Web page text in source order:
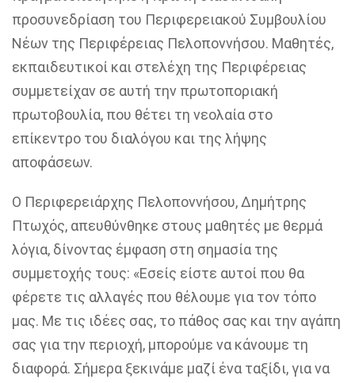
προσυνεδρίαση του Περιφερειακού Συμβουλίου
Νέων της Περιφέρειας Πελοποννήσου. Μαθητές,
εκπαιδευτικοί και στελέχη της Περιφέρειας
συμμετείχαν σε αυτή την πρωτοποριακή
πρωτοβουλία, που θέτει τη νεολαία στο
επίκεντρο του διαλόγου και της λήψης
αποφάσεων.
Ο Περιφερειάρχης Πελοποννήσου, Δημήτρης
Πτωχός, απευθύνθηκε στους μαθητές με θερμά
λόγια, δίνοντας έμφαση στη σημασία της
συμμετοχής τους: «Eσείς είστε αυτοί που θα
φέρετε τις αλλαγές που θέλουμε για τον τόπο
μας. Με τις ιδέες σας, το πάθος σας και την αγάπη
σας για την περιοχή, μπορούμε να κάνουμε τη
διαφορά. Σήμερα ξεκινάμε μαζί ένα ταξίδι, για να